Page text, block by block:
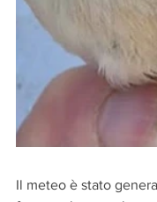
Il meteo è stato